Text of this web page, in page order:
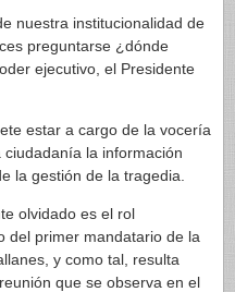
nuestra institucionalidad de
preguntarse ¿dónde
ejecutivo, el Presidente
estar a cargo de la vocería
la información
la gestión de la tragedia.
olvidado es el rol
del primer mandatario de la
y como tal, resulta
que se observa en el